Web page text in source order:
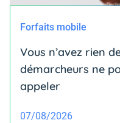
Forfaits mobile
Vous n’avez rien
démarcheurs ne
appeler
07/08/2026